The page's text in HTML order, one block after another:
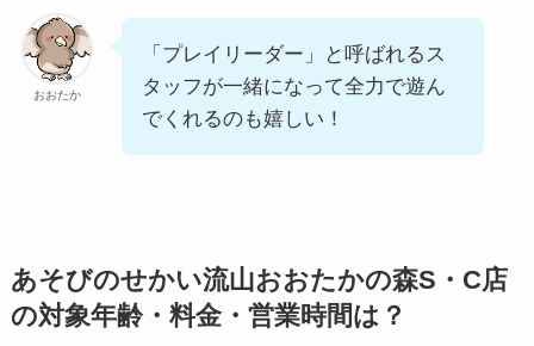
おおたか
「プレイリーダー」と呼ばれるス
タッフが一緒になって全力で遊ん
でくれるのも嬉しい！
あそびのせかい流山おおたかの森S・C店
の対象年齢・料金・営業時間は？